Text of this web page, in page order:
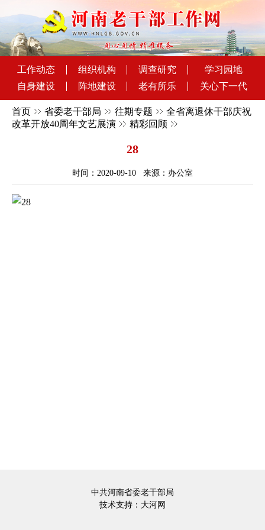
工作动态 组织机构 调查研究
学习园地
自身建设
阵地建设 老有所乐 关心下一代
首页 省委老干部局 往期专题
全省离退休干部庆祝
改革开放40周年文艺展演
精彩回顾
28
时间：2020-09-10 来源：办公室
中共河南省委老干部局
技术支持： 大河网